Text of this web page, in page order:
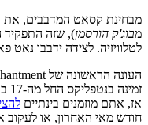
מבחינת קסאט המדבבים, את
מבוג'ק הורסמן), שזה התפקיד
לטלוויזיה. לצידה ידבבו נאט
אז, אתם מוזמנים בינתיים
חודש מאי האחרון, או לעקוב